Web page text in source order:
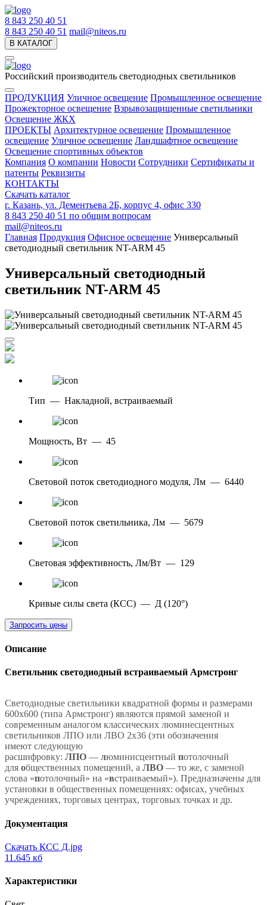
8 843 250 40 51
8 843 250 40 51 mail@niteos.ru
В КАТАЛОГ
Российский производитель светодиодных светильников
ПРОДУКЦИЯ Уличное освещение Промышленное освещение
Прожекторное освещение Взрывозащищенные светильники
Освещение ЖКХ
ПРОЕКТЫ Архитектурное освещение Промышленное
освещение Уличное освещение Ландшафтное освещение
Освещение спортивных объектов
Компания О компании Новости Сотрудники Сертификаты и
патенты Реквизиты
КОНТАКТЫ
Скачать каталог
г. Казань, ул. Дементьева 2Б, корпус 4, офис 330
8 843 250 40 51 по общим вопросам
mail@niteos.ru
Главная Продукция Офисное освещение Универсальный
светодиодный светильник NT-ARM 45
Универсальный светодиодный
светильник NT-ARM 45
Тип — Накладной, встраиваемый
Мощность, Вт — 45
Световой поток светодиодного модуля, Лм — 6440
Световой поток светильника, Лм — 5679
Световая эффективность, Лм/Вт — 129
Кривые силы света (КСС) — Д (120°)
Запросить цены
Описание
Светильник светодиодный встраиваемый Армстронг
Светодиодные светильники квадратной формы и размерами
600х600 (типа Армстронг) являются прямой заменой и
современным аналогом классических люминесцентных
светильников ЛПО или ЛВО 2х36 (эти обозначения
имеют следующую
расшифровку: ЛПО — люминисцентный потолочный
для общественных помещений, а ЛВО — то же, с заменой
слова «потолочный» на «встраиваемый»). Предназначены для
установки в общественных помещениях: офисах, учебных
учреждениях, торговых центрах, торговых точках и др.
Документация
Скачать КСС Д.jpg
11.645 кб
Характеристики